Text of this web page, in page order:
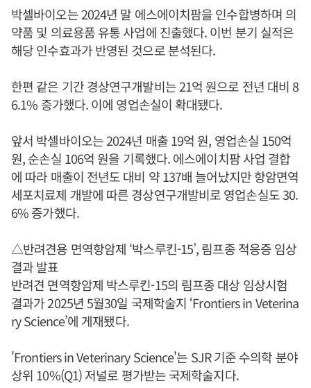
박셀바이오는 2024년 말 에스에이치팜을 인수합병하며 의
약품 및 의료용품 유통 사업에 진출했다. 이번 분기 실적은
해당 인수효과가 반영된 것으로 분석된다.
한편 같은 기간 경상연구개발비는 21억 원으로 전년 대비 8
6.1% 증가했다. 이에 영업손실이 확대됐다.
앞서 박셀바이오는 2024년 매출 19억 원, 영업손실 150억
원, 순손실 106억 원을 기록했다. 에스에이치팜 사업 결합
에 따라 매출이 전년도 대비 약 137배 늘어났지만 항암면역
세포치료제 개발에 따른 경상연구개발비로 영업손실도 30.
6% 증가했다.
△반려견용 면역항암제 ‘박스루킨-15’, 림프종 적응증 임상
결과 발표
반려견 면역항암제 박스루킨-15의 림프종 대상 임상시험
결과가 2025년 5월30일 국제학술지 ‘Frontiers in Veterina
ry Science’에 게재됐다.
'Frontiers in Veterinary Science'는 SJR 기준 수의학 분야
상위 10%(Q1) 저널로 평가받는 국제학술지다.